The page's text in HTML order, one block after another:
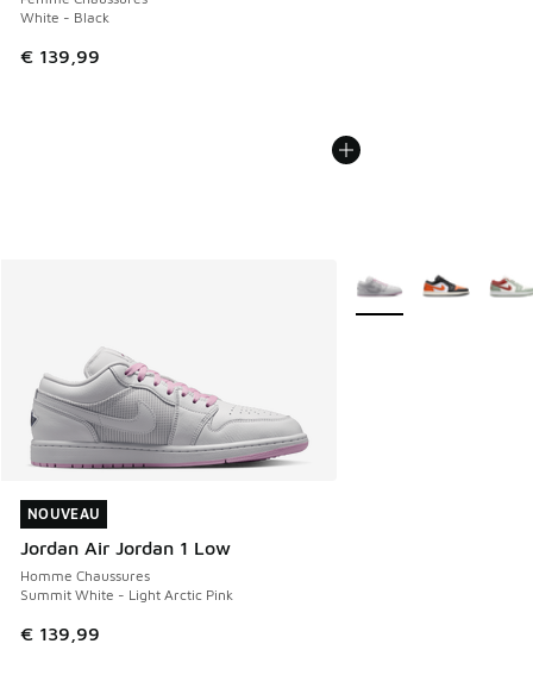
White - Black
€ 139,99
NOUVEAU
Jordan Air Jordan 1 Low
Homme Chaussures
Summit White - Light Arctic Pink
€ 139,99
NOUVEAU
Plus de couleurs